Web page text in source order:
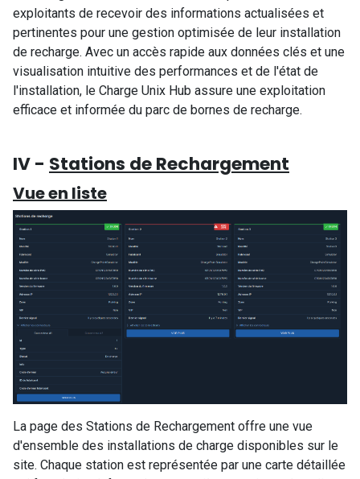
exploitants de recevoir des informations actualisées et
pertinentes pour une gestion optimisée de leur installation
de recharge. Avec un accès rapide aux données clés et une
visualisation intuitive des performances et de l'état de
l'installation, le Charge Unix Hub assure une exploitation
efficace et informée du parc de bornes de recharge.
IV - Stations de Rechargement
Vue en liste
La page des Stations de Rechargement offre une vue
d'ensemble des installations de charge disponibles sur le
site. Chaque station est représentée par une carte détaillée